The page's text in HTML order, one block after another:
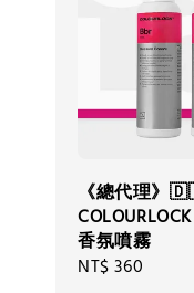
《總代理》
香氛噴霧
Regular
NT$ 360